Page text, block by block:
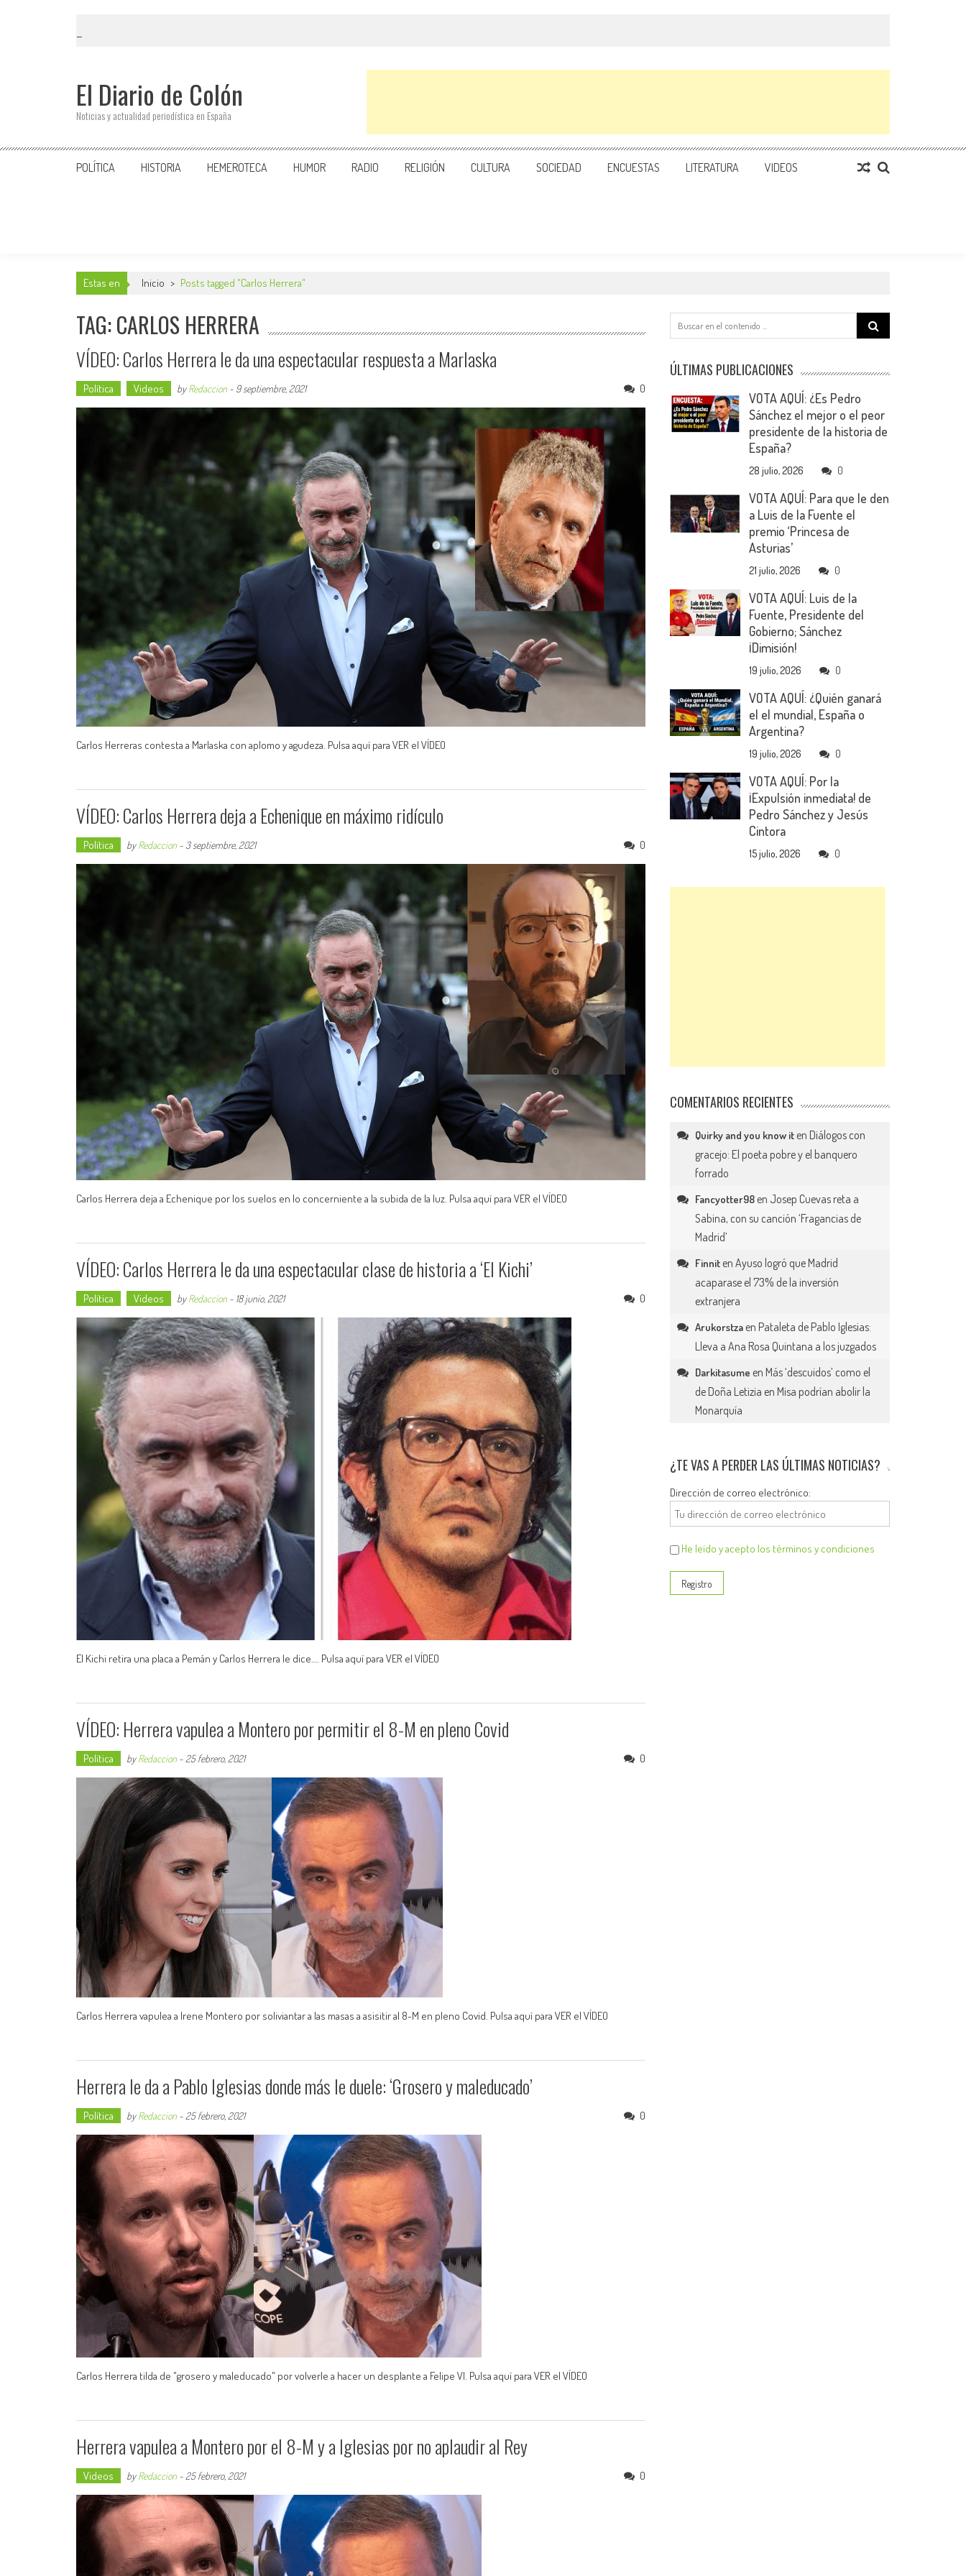
El Diario de Colón
Noticias y actualidad periodística en España
POLÍTICA HISTORIA HEMEROTECA HUMOR RADIO RELIGIÓN CULTURA SOCIEDAD ENCUESTAS LITERATURA VIDEOS
Estas en Inicio > Posts tagged "Carlos Herrera"
TAG: CARLOS HERRERA
VÍDEO: Carlos Herrera le da una espectacular respuesta a Marlaska
Política Videos byRedaccion - 9 septiembre, 2021 0
Carlos Herreras contesta a Marlaska con aplomo y agudeza. Pulsa aquí para VER el VÍDEO
VÍDEO: Carlos Herrera deja a Echenique en máximo ridículo
Política byRedaccion - 3 septiembre, 2021 0
Carlos Herrera deja a Echenique por los suelos en lo concerniente a la subida de la luz. Pulsa aquí para VER el VÍDEO
VÍDEO: Carlos Herrera le da una espectacular clase de historia a ‘El Kichi’
Política Videos byRedaccion - 18 junio, 2021 0
El Kichi retira una placa a Pemán y Carlos Herrera le dice…. Pulsa aquí para VER el VÍDEO
VÍDEO: Herrera vapulea a Montero por permitir el 8-M en pleno Covid
Política byRedaccion - 25 febrero, 2021 0
Carlos Herrera vapulea a Irene Montero por soliviantar a las masas a asisitir al 8-M en pleno Covid. Pulsa aquí para VER el VÍDEO
Herrera le da a Pablo Iglesias donde más le duele: ‘Grosero y maleducado’
Política byRedaccion - 25 febrero, 2021 0
Carlos Herrera tilda de "grosero y maleducado" por volverle a hacer un desplante a Felipe VI. Pulsa aquí para VER el VÍDEO
Herrera vapulea a Montero por el 8-M y a Iglesias por no aplaudir al Rey
Videos byRedaccion - 25 febrero, 2021 0
Search
for:
ÚLTIMAS PUBLICACIONES
VOTA AQUÍ: ¿Es Pedro
Sánchez el mejor o el peor
presidente de la historia de
España?
28 julio, 2026 0
VOTA AQUÍ: Para que le den
a Luis de la Fuente el
premio ‘Princesa de
Asturias’
21 julio, 2026 0
VOTA AQUÍ: Luis de la
Fuente, Presidente del
Gobierno; Sánchez
¡Dimisión!
19 julio, 2026 0
VOTA AQUÍ: ¿Quién ganará
el el mundial, España o
Argentina?
19 julio, 2026 0
VOTA AQUÍ: Por la
¡Expulsión inmediata! de
Pedro Sánchez y Jesús
Cintora
15 julio, 2026 0
COMENTARIOS RECIENTES
Quirky and you know it en Diálogos con
gracejo: El poeta pobre y el banquero
forrado
Fancyotter98 en Josep Cuevas reta a
Sabina, con su canción ‘Fragancias de
Madrid’
Finnit enAyuso logró que Madrid
acaparase el 73% de la inversión
extranjera
Arukorstza en Pataleta de Pablo Iglesias:
Lleva a Ana Rosa Quintana a los juzgados
Darkitasume en Más ‘descuidos’ como el
de Doña Letizia en Misa podrían abolir la
Monarquía
¿TE VAS A PERDER LAS ÚLTIMAS NOTICIAS?
Dirección de correo electrónico:
He leído y acepto los términos y condiciones